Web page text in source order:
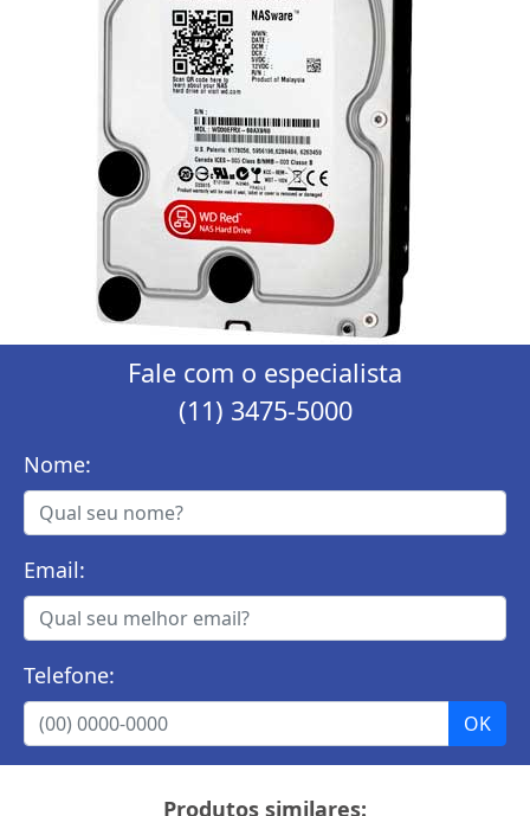
Fale com o especialista
(11) 3475-5000
Nome:
Email:
Telefone:
Produtos similares: